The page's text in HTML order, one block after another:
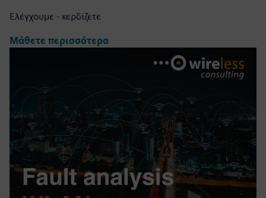
Ελέγχουμε - κερδίζετε
Μάθετε περισσότερα